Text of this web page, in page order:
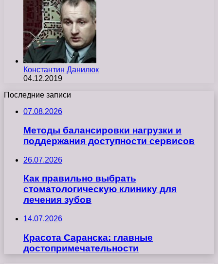
Константин Данилюк
04.12.2019
Последние записи
07.08.2026
Методы балансировки нагрузки и
поддержания доступности сервисов
26.07.2026
Как правильно выбрать
стоматологическую клинику для
лечения зубов
14.07.2026
Красота Саранска: главные
достопримечательности